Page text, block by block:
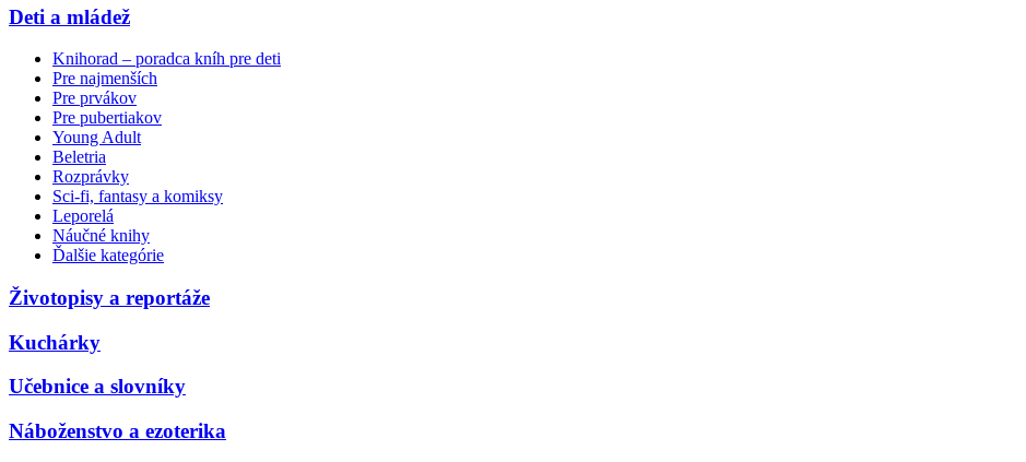
Deti a mládež
Knihorad – poradca kníh pre deti
Pre najmenších
Pre prvákov
Pre pubertiakov
Young Adult
Beletria
Rozprávky
Sci-fi, fantasy a komiksy
Leporelá
Náučné knihy
Ďalšie kategórie
Životopisy a reportáže
Kuchárky
Učebnice a slovníky
Náboženstvo a ezoterika